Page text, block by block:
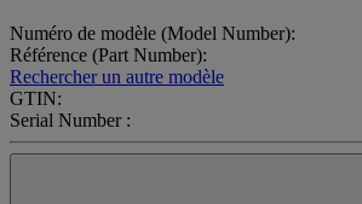
Numéro de modèle (Model Number):
Référence (Part Number):
Rechercher un autre modèle
GTIN:
Serial Number :